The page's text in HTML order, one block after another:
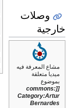
وصلات
خارجية
مشاع المعرفة فيه
ميديا متعلقة
بموضوع
[[commons:
Category:Artur
Bernardes